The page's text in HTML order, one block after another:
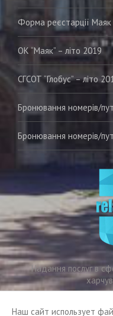
Форма реєстарції Маяк
ОК “Маяк” – літо 2019
СГСОТ “Глобус” – літо
Бронювання номерів/
Бронювання номерiв/
Надання послуг в
Email:
Наш сайт использует